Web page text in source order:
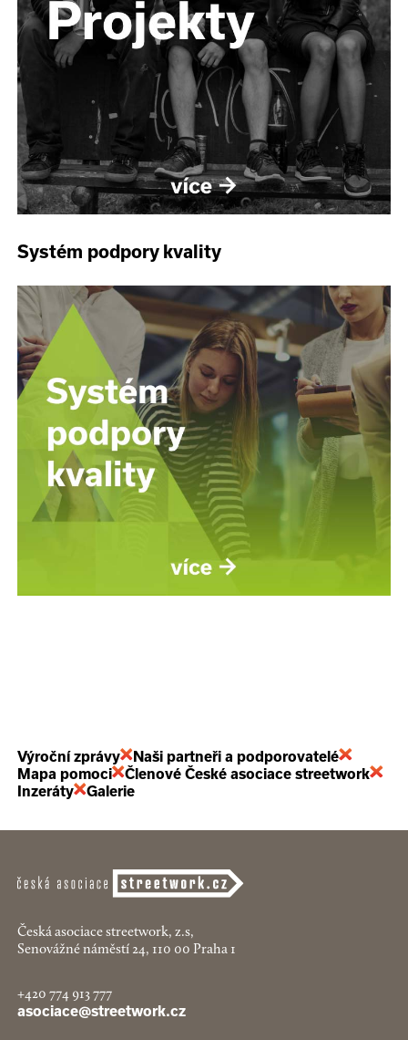
Systém podpory kvality
Výroční zprávy
Naši partneři a podporovatelé
Mapa pomoci
Členové České asociace streetwork
Inzeráty
Galerie
Česká asociace streetwork, z.s,
Senovážné náměstí 24, 110 00 Praha 1
+420 774 913 777
asociace@streetwork.cz